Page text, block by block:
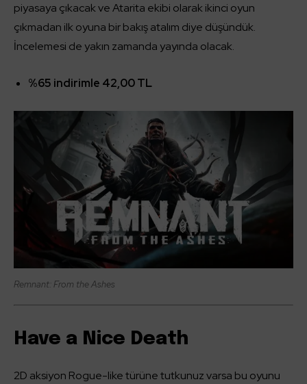
piyasaya çıkacak ve Atarita ekibi olarak ikinci oyun
çıkmadan ilk oyuna bir bakış atalım diye düşündük.
İncelemesi de yakın zamanda yayında olacak.
%65 indirimle 42,00 TL
Remnant: From the Ashes
Have a Nice Death
2D aksiyon Rogue-like türüne tutkunuz varsa bu oyunu